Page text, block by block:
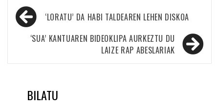
Bidalketetan
zehar
nabigatu
‘LORATU’ DA HABI TALDEAREN LEHEN DISKOA
‘SUA’ KANTUAREN BIDEOKLIPA AURKEZTU DU
LAIZE RAP ABESLARIAK
BILATU